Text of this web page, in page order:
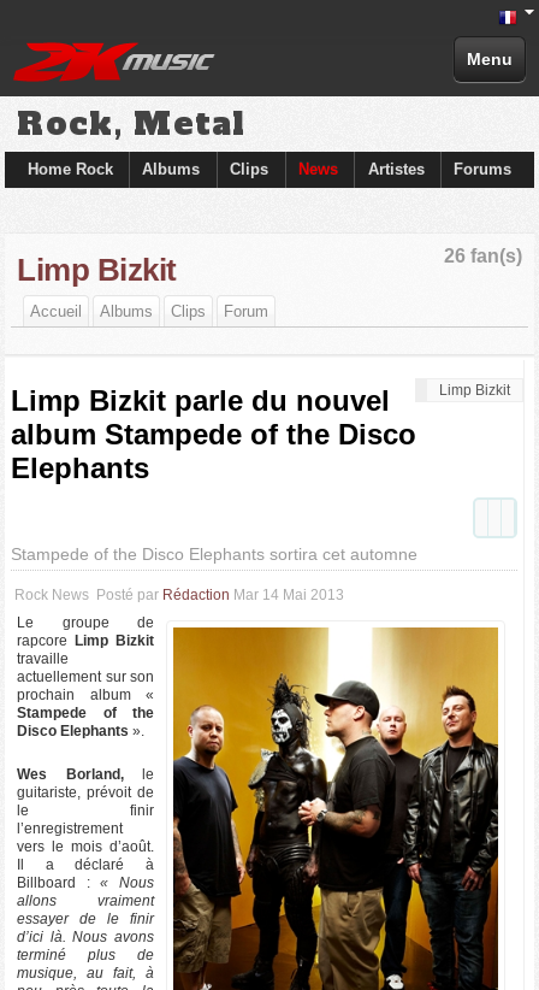
Menu
Rock, Metal
Home Rock Albums Clips News Artistes Forums
26 fan(s)
Limp Bizkit
Accueil Albums Clips Forum
Limp Bizkit
Limp Bizkit parle du nouvel
album Stampede of the Disco
Elephants
Stampede of the Disco Elephants sortira cet automne
Rock News Posté par Rédaction Mar 14 Mai 2013
Le groupe de
rapcore
Limp Bizkit
travaille
actuellement sur son
prochain album «
Stampede of the
Disco Elephants ».
Wes Borland,le
guitariste, prévoit de
le finir
l’enregistrement
vers le mois d’août.
Il a déclaré à
Billboard :« Nous
allons vraiment
essayer de le finir
d’ici là. Nous avons
terminé plus de
musique, au fait, à